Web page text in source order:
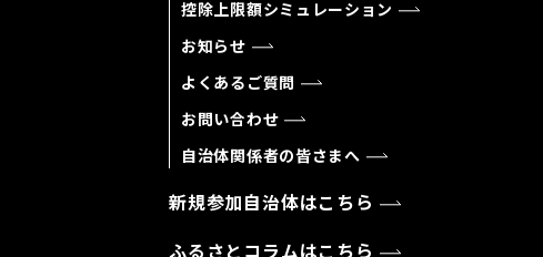
控除上限額シミュレーション
お知らせ
よくあるご質問
お問い合わせ
自治体関係者の皆さまへ
新規参加自治体はこちら
ふるさとコラムはこちら